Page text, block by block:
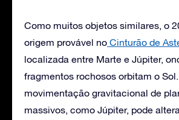
Como muitos objetos similares, o
origem provável no Cinturão de
localizada entre Marte e Júpiter,
fragmentos rochosos orbitam o
movimentação gravitacional de
massivos, como Júpiter, pode